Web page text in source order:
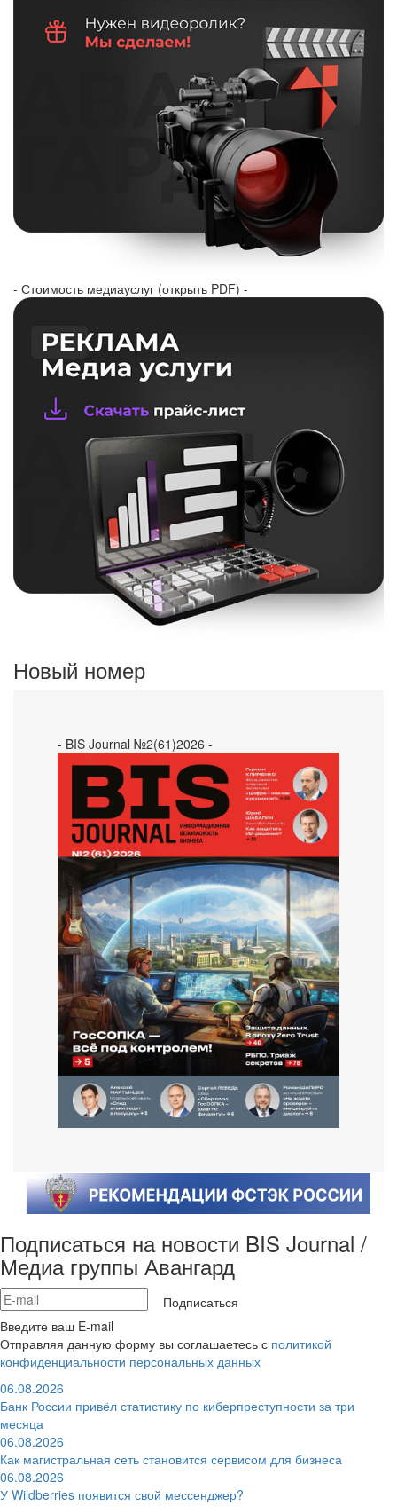
- Стоимость медиауслуг (открыть PDF) -
Новый номер
- BIS Journal №2(61)2026 -
Подписаться на новости BIS Journal /
Медиа группы Авангард
Подписаться
Введите ваш E-mail
Отправляя данную форму вы соглашаетесь с политикой
конфиденциальности персональных данных
06.08.2026
Банк России привёл статистику по киберпреступности за три
месяца
06.08.2026
Как магистральная сеть становится сервисом для бизнеса
06.08.2026
У Wildberries появится свой мессенджер?